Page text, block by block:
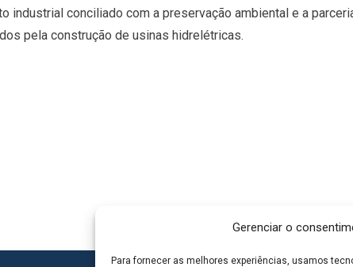
Gerenciar o
Para fornecer as melhores experiências, usamos
conciliado com a preservação ambiental e a
pela construção de usinas hidrelétricas.